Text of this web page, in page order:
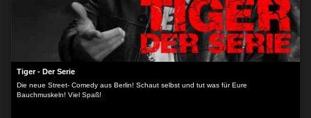
Tiger - Der Serie
Die neue Street- Comedy aus Berlin! Schaut selbst und tut was für Eure
Bauchmuskeln! Viel Spaß!